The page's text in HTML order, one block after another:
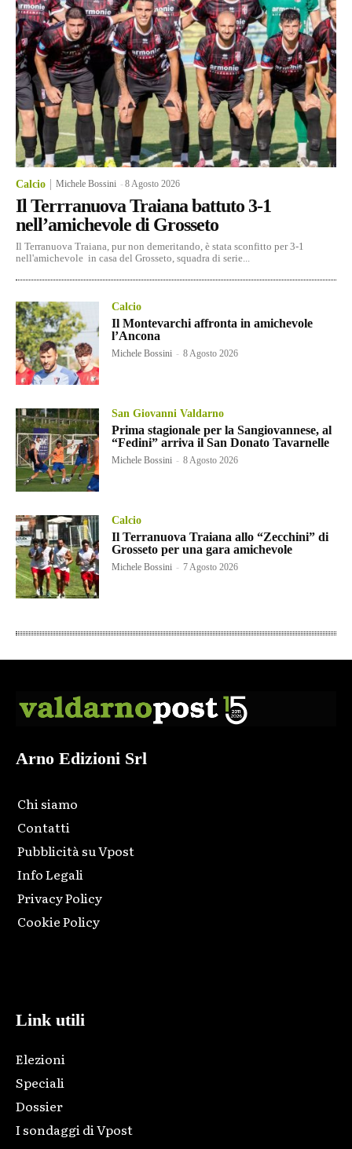
Calcio Michele Bossini -8 Agosto 2026
Il Terrranuova Traiana battuto 3-1
nell’amichevole di Grosseto
Il Terranuova Traiana, pur non demeritando, è stata sconfitto per 3-1
nell'amichevole in casa del Grosseto, squadra di serie...
Calcio
Il Montevarchi affronta in amichevole
l’Ancona
Michele Bossini - 8 Agosto 2026
San Giovanni Valdarno
Prima stagionale per la Sangiovannese, al
“Fedini” arriva il San Donato Tavarnelle
Michele Bossini - 8 Agosto 2026
Calcio
Il Terranuova Traiana allo “Zecchini” di
Grosseto per una gara amichevole
Michele Bossini - 7 Agosto 2026
Arno Edizioni Srl
Chi siamo
Contatti
Pubblicità su Vpost
Info Legali
Privacy Policy
Cookie Policy
Link utili
Elezioni
Speciali
Dossier
I sondaggi di Vpost